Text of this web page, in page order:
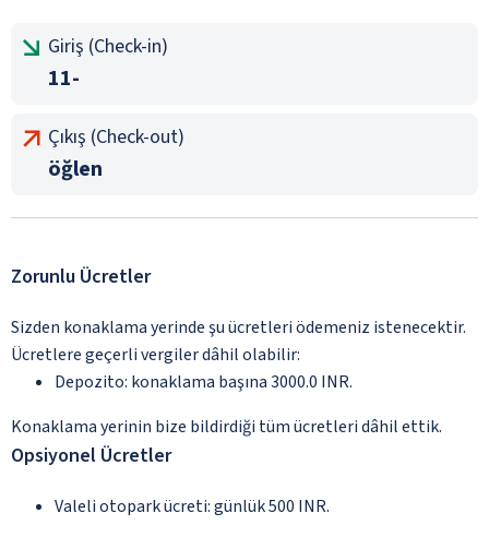
Giriş (Check-in)
11-
Çıkış (Check-out)
öğlen
Zorunlu Ücretler
Sizden konaklama yerinde şu ücretleri ödemeniz istenecektir.
Ücretlere geçerli vergiler dâhil olabilir:
Depozito: konaklama başına 3000.0 INR.
Konaklama yerinin bize bildirdiği tüm ücretleri dâhil ettik.
Opsiyonel Ücretler
Valeli otopark ücreti: günlük 500 INR.